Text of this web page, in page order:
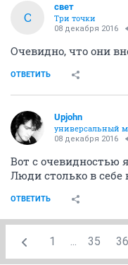
С
свет
Три точки
08 декабря 2016
Очевидно, что они
ОТВЕТИТЬ
Upjohn
универсальный
08 декабря 2016
Вот с очевидностью
Люди столько в себе
ОТВЕТИТЬ
1 ... 35 36